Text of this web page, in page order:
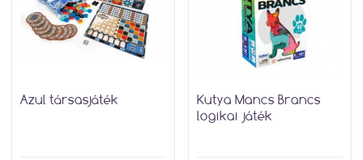
Azul társasjáték
Kutya Mancs Brancs
logikai játék